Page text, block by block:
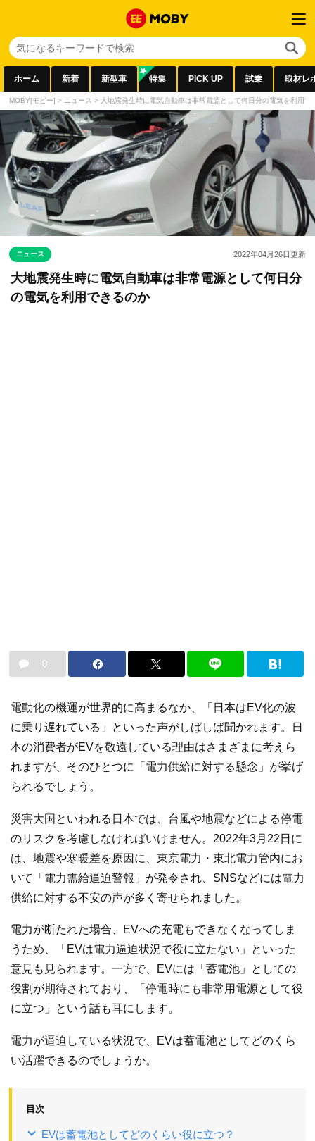
ホーム 新着 新型車 特集 PICK UP 試乗 取材レ
MOBY[モビー] > ニュース > 大地震発生時に電気自動車は非常電源として何日分の電気を利用で
ニュース 2022年04月26日更新
大地震発生時に電気自動車は非常電源として何日分
の電気を利用できるのか
0
電動化の機運が世界的に高まるなか、「日本はEV化の波
に乗り遅れている」といった声がしばしば聞かれます。日
本の消費者がEVを敬遠している理由はさまざまに考えら
れますが、そのひとつに「電力供給に対する懸念」が挙げ
られるでしょう。
災害大国といわれる日本では、台風や地震などによる停電
のリスクを考慮しなければいけません。2022年3月22日に
は、地震や寒暖差を原因に、東京電力・東北電力管内にお
いて「電力需給逼迫警報」が発令され、SNSなどには電力
供給に対する不安の声が多く寄せられました。
電力が断たれた場合、EVへの充電もできなくなってしま
うため、「EVは電力逼迫状況で役に立たない」といった
意見も見られます。一方で、EVには「蓄電池」としての
役割が期待されており、「停電時にも非常用電源として役
に立つ」という話も耳にします。
電力が逼迫している状況で、EVは蓄電池としてどのくら
い活躍できるのでしょうか。
目次
EVは蓄電池としてどのくらい役に立つ？